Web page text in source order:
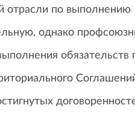
отрасли по выполнению
однако
обязательств